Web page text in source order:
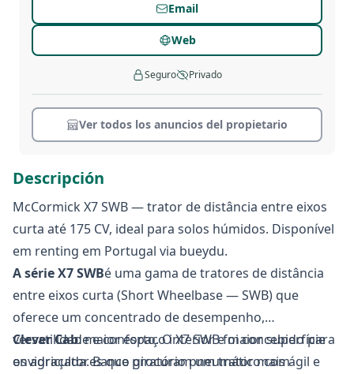
Descripción
McCormick X7 SWB — trator de distância entre eixos
curta até 175 CV, ideal para solos húmidos. Disponível
em renting em Portugal via bueydu.
A série X7 SWBé uma gama de tratores de distância
entre eixos curta (Short Wheelbase — SWB) que
oferece um concentrado de desempenho,
versatilidade e conforto. O X7 SWB foi concebido para
os agricultores que procuram um trator mais ágil e
Clever Cab: maior espaço interior e maior superfície
envidraçada. Banco giratório pneumático com
Email
Web
Seguro Privado
Ver todos los anuncios del propietario